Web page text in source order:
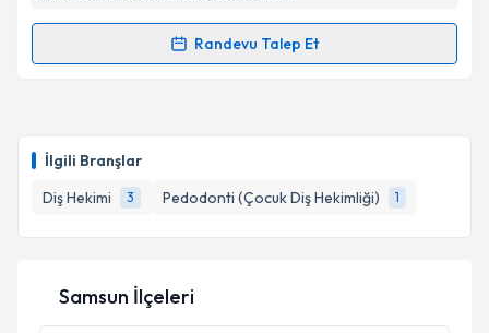
İlgili Branşlar
Diş Hekimi
3 Pedodonti (Çocuk Diş Hekimliği) 1
Kişisel verilerimin işlenmesine ilişkin
Metni'ni okudum ve kişisel verilerimin belirtilen
Randevu Talep Et
Randevu Takvimi Talebi
takvim hazırlandığında e-posta ile bilgilendireceğiz.
E-posta Adresiniz
Kişisel verilerimin işlenmesine ilişkinAydınlatma
Samsun İlçeleri